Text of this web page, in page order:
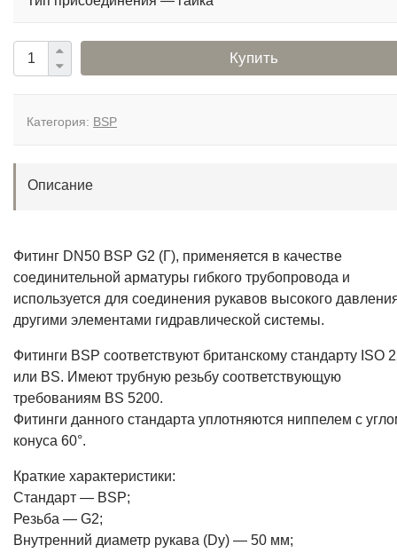
Купить
Категория: BSP
Описание
Фитинг DN50 BSP G2 (Г), применяется в качестве
соединительной арматуры гибкого трубопровода и
используется для соединения рукавов высокого
другими элементами гидравлической системы.
Фитинги BSP соответствуют британскому стандарту ISO
или BS. Имеют трубную резьбу соответствующую
требованиям BS 5200.
Фитинги данного стандарта уплотняются ниппелем с
конуса 60°.
Краткие характеристики:
Стандарт — BSP;
Резьба — G2;
Внутренний диаметр рукава (Dy) — 50 мм;